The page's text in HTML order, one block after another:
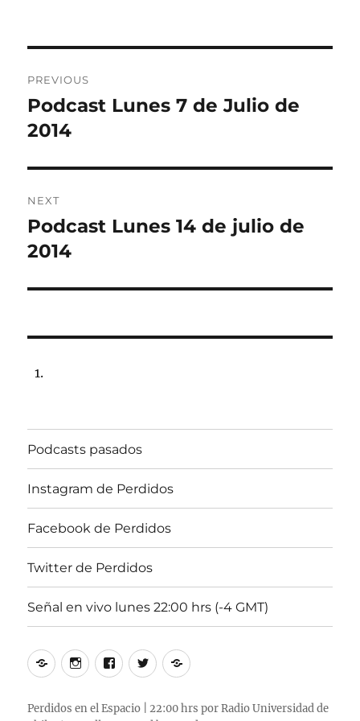
navigation
PREVIOUS
Previous
post:
Podcast Lunes 7 de Julio de
2014
NEXT
Next
post:
Podcast Lunes 14 de julio de
2014
Podcasts pasados
Instagram de Perdidos
Facebook de Perdidos
Twitter de Perdidos
Señal en vivo lunes 22:00 hrs (-4 GMT)
PodcastsInstagram
Perdidos
Facebook
Perdidos
Twitter
Perdidos
Señal
vivo
Perdidos en el Espacio | 22:00 hrs por Radio Universidad de